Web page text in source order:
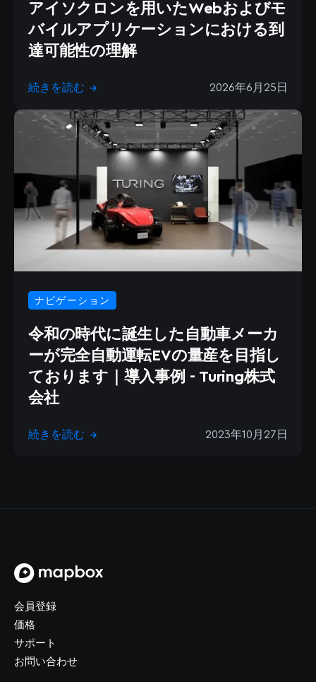
アイソクロンを用いたWebおよびモ
バイルアプリケーションにおける到
達可能性の理解
続きを読む → 2026年6月25日
ナビゲーション
令和の時代に誕生した自動車メーカ
ーが完全自動運転EVの量産を目指し
ております｜導入事例 - Turing株式
会社
続きを読む → 2023年10月27日
会員登録
価格
サポート
お問い合わせ